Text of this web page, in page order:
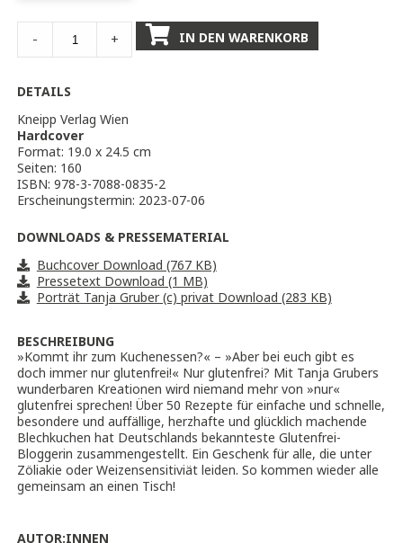
- + IN DEN WARENKORB
DETAILS
Kneipp Verlag Wien
Hardcover
Format: 19.0 x 24.5 cm
Seiten: 160
ISBN: 978-3-7088-0835-2
Erscheinungstermin: 2023-07-06
DOWNLOADS & PRESSEMATERIAL
Buchcover Download (767 KB)
Pressetext Download (1 MB)
Porträt Tanja Gruber (c) privat Download (283 KB)
BESCHREIBUNG
»Kommt ihr zum Kuchenessen?« – »Aber bei euch gibt es
doch immer nur glutenfrei!« Nur glutenfrei? Mit Tanja Grubers
wunderbaren Kreationen wird niemand mehr von »nur«
glutenfrei sprechen! Über 50 Rezepte für einfache und schnelle,
besondere und auffällige, herzhafte und glücklich machende
Blechkuchen hat Deutschlands bekannteste Glutenfrei-
Bloggerin zusammengestellt. Ein Geschenk für alle, die unter
Zöliakie oder Weizensensitiviät leiden. So kommen wieder alle
gemeinsam an einen Tisch!
AUTOR:INNEN